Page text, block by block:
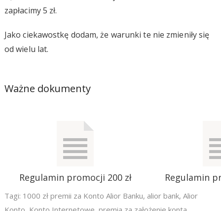
zapłacimy 5 zł.
Jako ciekawostkę dodam, że warunki te nie zmieniły się
od wielu lat.
Ważne dokumenty
Regulamin promocji 200 zł Regulamin
Tagi: 1000 zł premii za Konto Alior Banku, alior bank, Alior